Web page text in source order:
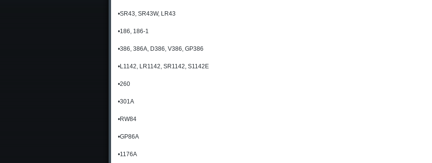
•SR43, SR43W, LR43
•186, 186-1
•386, 386A, D386, V386, GP386
•L1142, LR1142, SR1142, S1142E
•260
•301A
•RW84
•GP86A
•1176A